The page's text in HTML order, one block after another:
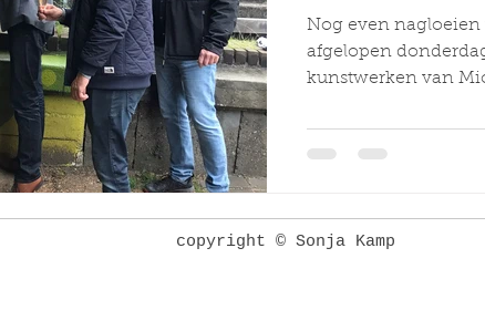
Nog even nagloeien
afgelopen
kunstwerken van
copyright © Sonja Kamp